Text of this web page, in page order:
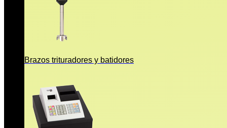
Brazos trituradores y batidores